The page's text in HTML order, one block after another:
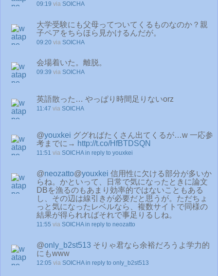
09:19 via SOICHA
大学受験にも父母ってついてくるものなのか？親
子ペアをちらほら見かけるんだが。
09:20 via SOICHA
会場着いた。離脱。
09:39 via SOICHA
英語散った… やっぱり時間足りないorz
11:47 via SOICHA
@youxkei ググればたくさん出てくるが…w 一応参
考までに→ http://t.co/HfBTDSQN
11:51 via SOICHA in reply to youxkei
@neozatto@youxkei 信用性に欠ける部分が多いか
らね。かといって、日常で気になったときに論文
DBを漁るのもあまり効率的ではないこともある
し、その辺は線引きが必要だと思うが。ただちょ
っと気になったレベルなら、複数サイトで同様の
結果が得られればそれで事足りるしね。
11:55 via SOICHA in reply to neozatto
@only_b2st513 そりゃ君なら余裕だろうよ学力的
にもwww
12:05 via SOICHA in reply to only_b2st513